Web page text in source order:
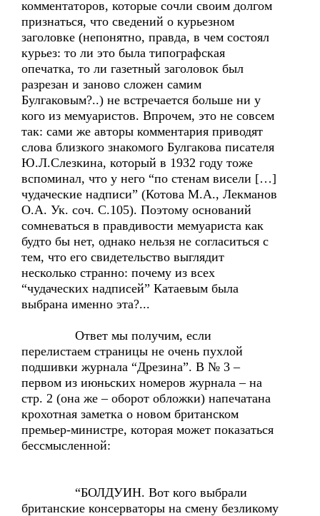
комментаторов, которые сочли своим долгом
признаться, что сведений о курьезном
заголовке (непонятно, правда, в чем состоял
курьез: то ли это была типографская
опечатка, то ли газетный заголовок был
разрезан и заново сложен самим
Булгаковым?..) не встречается больше ни у
кого из мемуаристов. Впрочем, это не совсем
так: сами же авторы комментария приводят
слова близкого знакомого Булгакова писателя
Ю.Л.Слезкина, который в 1932 году тоже
вспоминал, что у него “по стенам висели […]
чудаческие надписи” (Котова М.А., Лекманов
О.А. Ук. соч. С.105). Поэтому оснований
сомневаться в правдивости мемуариста как
будто бы нет, однако нельзя не согласиться с
тем, что его свидетельство выглядит
несколько странно: почему из всех
“чудаческих надписей” Катаевым была
выбрана именно эта?...
Ответ мы получим, если
перелистаем страницы не очень пухлой
подшивки журнала “Дрезина”. В № 3 –
первом из июньских номеров журнала – на
стр. 2 (она же – оборот обложки) напечатана
крохотная заметка о новом британском
премьер-министре, которая может показаться
бессмысленной:
“БОЛДУИН. Вот кого выбрали
британские консерваторы на смену безликому